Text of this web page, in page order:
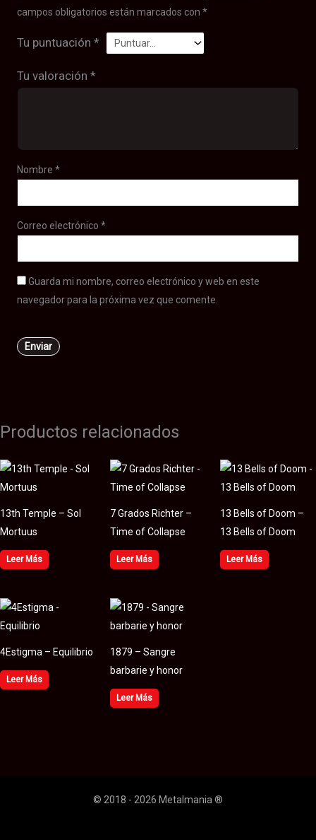
campos obligatorios están marcados con*
Tu puntuación*
Tu valoración*
Nombre*
Correo electrónico*
Guarda mi nombre, correo electrónico y web en este
navegador para la próxima vez que comente.
Productos relacionados
13th Temple – Sol
Mortuus
Leer Más
7 Grados Richter –
Time of Collapse
Leer Más
13 Bells of Doom –
13 Bells of Doom
Leer Más
4Estigma – Equilibrio
Leer Más
1879 – Sangre
barbarie y honor
Leer Más
© 2018 - 2026 Metalmania ®